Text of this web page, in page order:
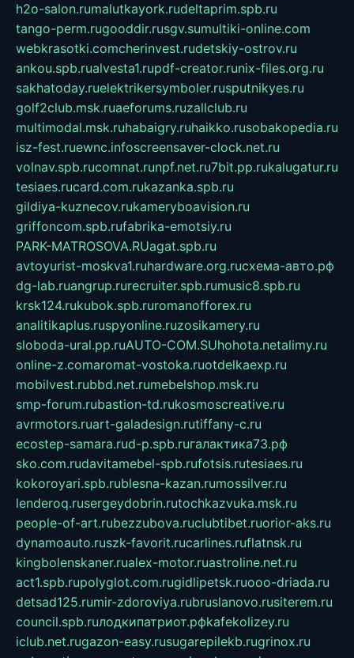
h2o-salon.rumalutkayork.rudeltaprim.spb.ru
tango-perm.rugooddir.rusgv.sumultiki-online.com
webkrasotki.comcherinvest.rudetskiy-ostrov.ru
ankou.spb.rualvesta1.rupdf-creator.runix-files.org.ru
sakhatoday.ruelektrikersymboler.rusputnikyes.ru
golf2club.msk.ruaeforums.ruzallclub.ru
multimodal.msk.ruhabaigry.ruhaikko.rusobakopedia.ru
isz-fest.ruewnc.infoscreensaver-clock.net.ru
volnav.spb.rucomnat.runpf.net.ru7bit.pp.rukalugatur.ru
tesiaes.rucard.com.rukazanka.spb.ru
gildiya-kuznecov.rukameryboavision.ru
griffoncom.spb.rufabrika-emotsiy.ru
PARK-MATROSOVA.RUagat.spb.ru
avtoyurist-moskva1.ruhardware.org.ruсхема-авто.рф
dg-lab.ruangrup.rurecruiter.spb.rumusic8.spb.ru
krsk124.rukubok.spb.ruromanofforex.ru
analitikaplus.ruspyonline.ruzosikamery.ru
sloboda-ural.pp.ruAUTO-COM.SUhohota.netalimy.ru
online-z.comaromat-vostoka.ruotdelkaexp.ru
mobilvest.rubbd.net.rumebelshop.msk.ru
smp-forum.rubastion-td.rukosmoscreative.ru
avrmotors.ruart-galadesign.rutiffany-c.ru
ecostep-samara.rud-p.spb.ruгалактика73.рф
sko.com.rudavitamebel-spb.rufotsis.rutesiaes.ru
kokoroyari.spb.rublesna-kazan.rumossilver.ru
lenderoq.rusergeydobrin.rutochkazvuka.msk.ru
people-of-art.rubezzubova.ruclubtibet.ruorior-aks.ru
dynamoauto.ruszk-favorit.rucarlines.ruflatnsk.ru
kingbolenskaner.rualex-motor.ruastroline.net.ru
act1.spb.rupolyglot.com.rugidlipetsk.ruooo-driada.ru
detsad125.rumir-zdoroviya.rubruslanovo.rusiterem.ru
council.spb.ruлодкипатриот.рфkafekolizey.ru
iclub.net.rugazon-easy.rusugarepilekb.rugrinox.ru